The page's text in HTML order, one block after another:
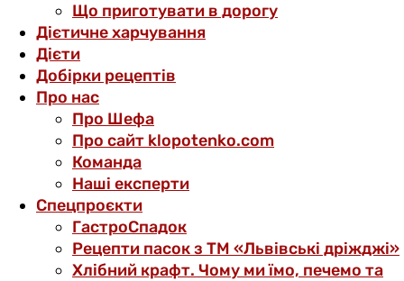
Що приготувати в дорогу
Дієтичне харчування
Дієти
Добірки рецептів
Про нас
Про Шефа
Про сайт klopotenko.com
Команда
Наші експерти
Спецпроєкти
ГастроСпадок
Рецепти пасок з ТМ «Львівські дріжджі»
Хлібний крафт. Чому ми їмо, печемо та